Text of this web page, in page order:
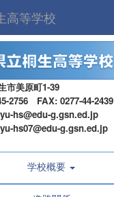
高等学校
市美原町1-39
FAX: 0277-44-2439
hs@edu-g.gsn.ed.jp
hs07@edu-g.gsn.ed.jp
学校概要